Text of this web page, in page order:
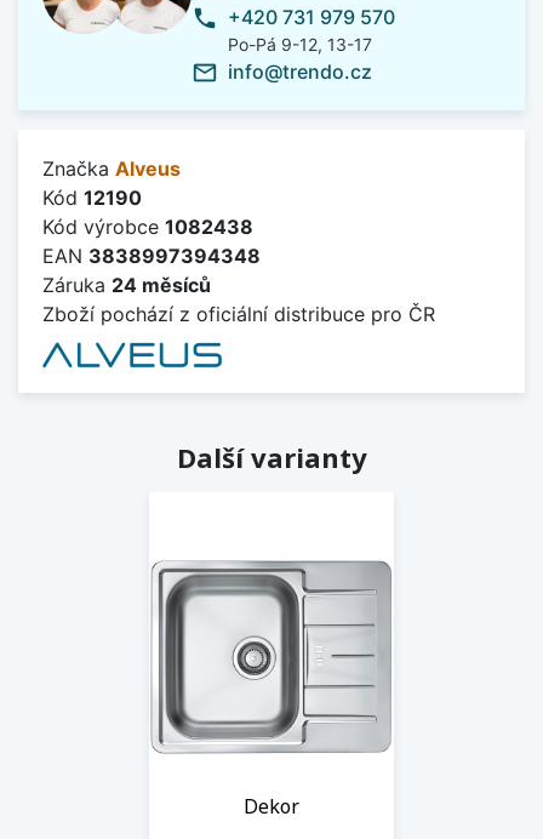
phone +420 731 979 570
Po-Pá 9-12, 13-17
mail_outline info@trendo.cz
Značka Alveus
Kód 12190
Kód výrobce 1082438
EAN 3838997394348
Záruka 24 měsíců
Zboží pochází z oficiální distribuce pro ČR
Další varianty
Dekor